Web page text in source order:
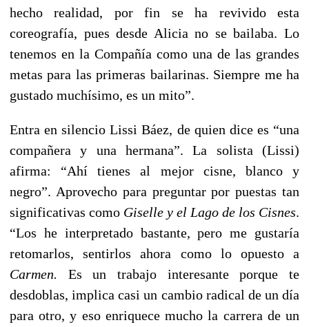
hecho realidad, por fin se ha revivido esta
coreografía, pues desde Alicia no se bailaba. Lo
tenemos en la Compañía como una de las grandes
metas para las primeras bailarinas. Siempre me ha
gustado muchísimo, es un mito”.
Entra en silencio Lissi Báez, de quien dice es “una
compañera y una hermana”. La solista (Lissi)
afirma: “Ahí tienes al mejor cisne, blanco y
negro”. Aprovecho para preguntar por puestas tan
significativas como Giselle y el Lago de los Cisnes.
“Los he interpretado bastante, pero me gustaría
retomarlos, sentirlos ahora como lo opuesto a
Carmen. Es un trabajo interesante porque te
desdoblas, implica casi un cambio radical de un día
para otro, y eso enriquece mucho la carrera de un